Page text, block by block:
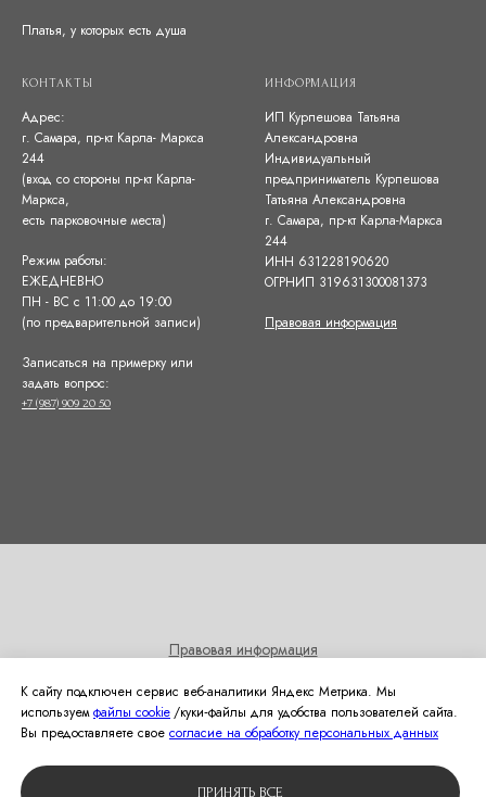
Платья, у которых есть душа
КОНТАКТЫ
Адрес:
г. Самара, пр-кт Карла- Маркса
244
(вход со стороны пр-кт Карла-
Маркса,
есть парковочные места)
Режим работы:
ЕЖЕДНЕВНО
ПН - ВС с 11:00 до 19:00
(по предварительной записи)
Записаться на примерку или
задать вопрос:
+7 (987) 909 20 50
ИНФОРМАЦИЯ
ИП Курпешова Татьяна
Александровна
Индивидуальный
предприниматель Курпешова
Татьяна Александровна
г. Самара, пр-кт Карла-Маркса
244
ИНН 631228190620
ОГРНИП 319631300081373
Правовая информация
Правовая информация
рассылок
Политика использования cookies
© 2024 Студия свадебной моды Оливия
К сайту подключен сервис веб-аналитики Яндекс Метрика. Мы
используемфайлы cookie/куки‑файлы для удобства пользователей сайта.
Вы предоставляете свое согласие на обработку персональных данных
ПРИНЯТЬ ВСЕ